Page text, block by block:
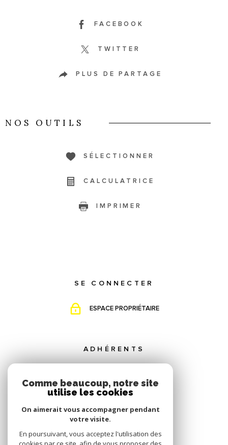
FACEBOOK
TWITTER
PLUS DE PARTAGE
NOS OUTILS
SÉLECTIONNER
CALCULATRICE
IMPRIMER
SE CONNECTER
ESPACE PROPRIÉTAIRE
ADHÉRENTS
Comme beaucoup, notre site
utilise les cookies
On aimerait vous accompagner pendant
votre visite.
En poursuivant, vous acceptez l'utilisation des